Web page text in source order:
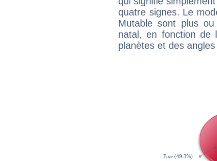
quatre signes. Le
Mutable sont plus
natal, en fonction de
planètes et des